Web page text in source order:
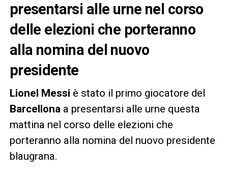
presentarsi alle urne nel corso
delle elezioni che porteranno
alla nomina del nuovo
presidente
Lionel Messi è stato il primo giocatore del
Barcellonaa presentarsi alle urne questa
mattina nel corso delle elezioni che
porteranno alla nomina del nuovo presidente
blaugrana.